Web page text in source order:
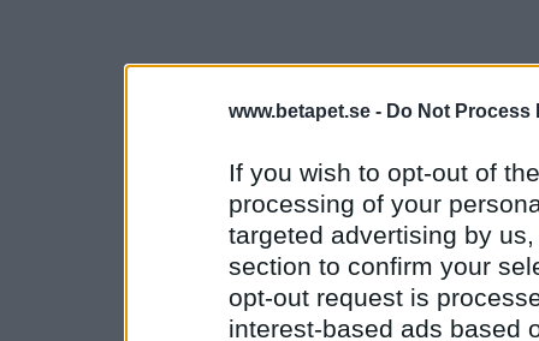
www.betapet.se - Do Not Process
If you wish to opt-out of
processing of your
targeted advertising by
section to confirm your
opt-out request is
interest-based ads based